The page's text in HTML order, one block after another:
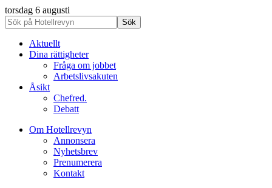
torsdag 6 augusti
Aktuellt
Dina rättigheter
Fråga om jobbet
Arbetslivsakuten
Åsikt
Chefred.
Debatt
Om Hotellrevyn
Annonsera
Nyhetsbrev
Prenumerera
Kontakt